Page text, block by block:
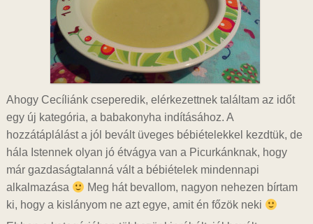
Ahogy Cecíliánk cseperedik, elérkezettnek találtam az időt
egy új kategória, a babakonyha indításához. A
hozzátáplálást a jól bevált üveges bébiételekkel kezdtük, de
hála Istennek olyan jó étvágya van a Picurkánknak, hogy
már gazdaságtalanná vált a bébiételek mindennapi
alkalmazása
Meg hát bevallom, nagyon nehezen bírtam
ki, hogy a kislányom ne azt egye, amit én főzök neki